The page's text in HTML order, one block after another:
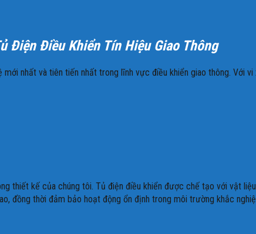
Điện Điều Khiển Tín Hiệu Giao Thông
nhất và tiên tiến nhất trong lĩnh vực điều khiển giao thông. Với
thiết kế của chúng tôi. Tủ điện điều khiển được chế tạo với vật
đồng thời đảm bảo hoạt động ổn định trong môi trường khắc